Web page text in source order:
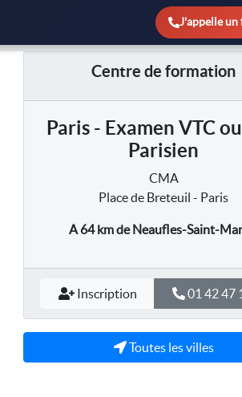
J'appelle
Centre de formation
Paris - Examen VTC
Parisien
CMA
Place de Breteuil - Paris
A 64 kmde Neaufles-Saint-
Inscription 01 42 47
Toutes les villes